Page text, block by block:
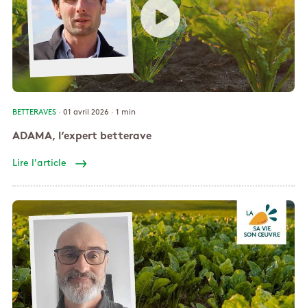
BETTERAVES· 01 avril 2026 · 1 min
ADAMA, l’expert betterave
Lire l'article